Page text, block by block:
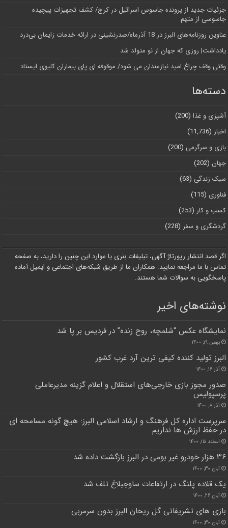
جزئیات جدید از پرونده جاسوس اسرائیل در کرج/‌ کشف تجهیزات پیچیده
جاسوسی از متهم
عناوین روزنامه‌های البرز در ‌18 آذرماه/صدرنشینی در ارائه خدمات زایمان بی‌درد
یادداشت| روزی که جهان از نو متولد شد
وقتی وقف چراغ امید نیازمندان می شود/ موقوفه ای پای بیماران کلیوی ایستاد
دسته‌ها
آشپزی و غذا (200)
اخبار (11,736)
بازی و سرگرمی (200)
جهان (202)
سبک زندگی (63)
فناوری (115)
کسب و کار (253)
گردشگری و سفر (228)
اگر قصد انتشار رپورتاژ آگهی، تبلیغات بنری یا موارد این چنین را دارید، به صفحه
تماس با ما مراجعه نمایید. همکاران ما از طریق شبکه‌های اجتماعی و ایمیل آماده
پاسخگویی به سوالات شما هستند.
نوشته‌های اخیر
نمایشگاه عکس “شلمچه، روح زنده” در فردیس بر پا شد
بهمن ۱۹, ۱۴۰۰
البرز تولید کننده کیفی ترین آرد غرب کشور
آذر ۱۶, ۱۴۰۰
صدور مجوز بازی خارجی‌های استقلال و اعلام گزینه مدیرعاملی
پرسپولیس
آذر ۸, ۱۴۰۰
سرپرست اداره کل فرهنگ و ارشاد اسلامی البرز: هیچ گونه مسامحه ای
در حفظ ارزش ها نداریم
اسفند ۱۵, ۱۴۰۰
۳۶ هزار خودرو غیر بومی در البرز بازگشت داده شد
آبان ۳۰, ۱۴۰۰
یک قلاده پلنگ در ارتفاعات ساوجبلاغ تلف شد
آبان ۲۶, ۱۴۰۰
بازی های تشریفاتی گل ریحان البرز بدون سرمربی
آبان ۳۰, ۱۴۰۰